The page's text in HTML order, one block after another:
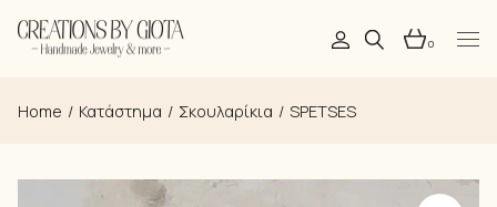
to
the 0
Home Κατάστημα Σκουλαρίκια SPETSES